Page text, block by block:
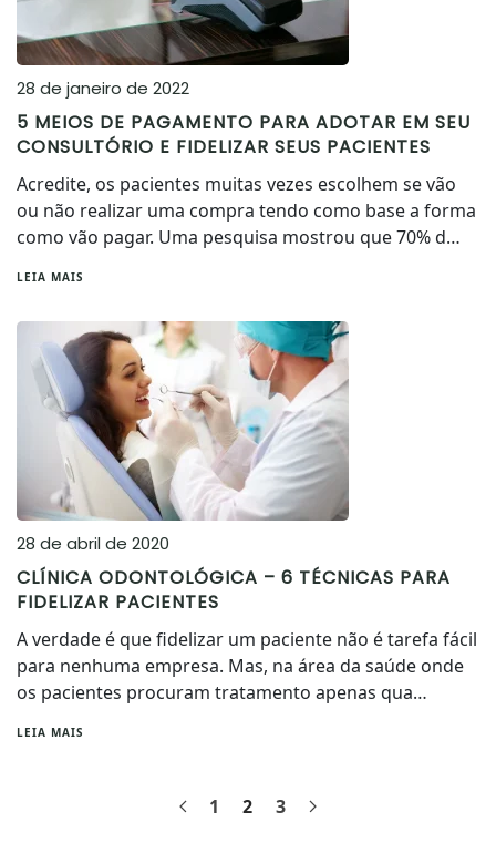
28 de janeiro de 2022
5 MEIOS DE PAGAMENTO PARA ADOTAR EM SEU
CONSULTÓRIO E FIDELIZAR SEUS PACIENTES
Acredite, os pacientes muitas vezes escolhem se vão
ou não realizar uma compra tendo como base a forma
como vão pagar. Uma pesquisa mostrou que 70% d…
LEIA MAIS
28 de abril de 2020
CLÍNICA ODONTOLÓGICA – 6 TÉCNICAS PARA
FIDELIZAR PACIENTES
A verdade é que fidelizar um paciente não é tarefa fácil
para nenhuma empresa. Mas, na área da saúde onde
os pacientes procuram tratamento apenas qua…
LEIA MAIS
1 2 3